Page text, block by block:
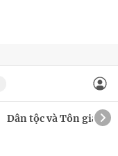
Dân tộc và Tôn giáo